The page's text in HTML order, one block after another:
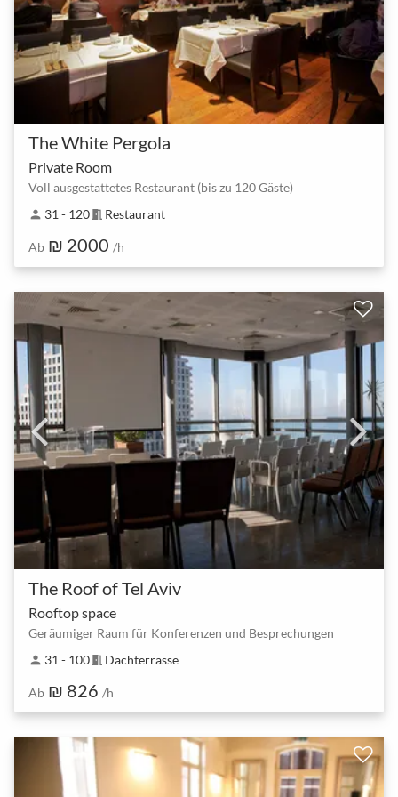
The White Pergola
Private Room
Voll ausgestattetes Restaurant (bis zu 120 Gäste)
person 31 - 120meeting_room Restaurant
Ab ₪ 2000 /h
The Roof of Tel Aviv
Rooftop space
Geräumiger Raum für Konferenzen und Besprechungen
person 31 - 100meeting_room Dachterrasse
Ab ₪ 826 /h